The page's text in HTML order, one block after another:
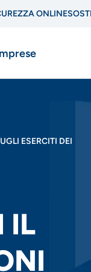
ONLINE
ESERCITI DEI
IL